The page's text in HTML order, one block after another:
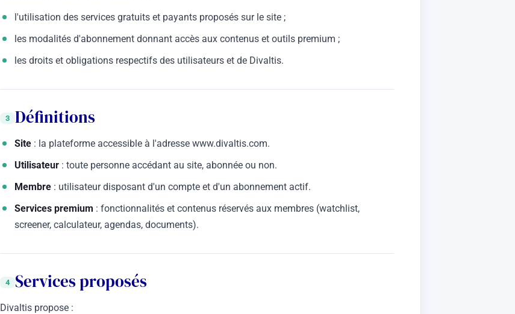
l'utilisation des services gratuits et payants proposés sur le site ;
les modalités d'abonnement donnant accès aux contenus et outils premium ;
les droits et obligations respectifs des utilisateurs et de Divaltis.
3 Définitions
Site : la plateforme accessible à l'adresse www.divaltis.com.
Utilisateur : toute personne accédant au site, abonnée ou non.
Membre : utilisateur disposant d'un compte et d'un abonnement actif.
Services premium : fonctionnalités et contenus réservés aux membres (watchlist,
screener, calculateur, agendas, documents).
4 Services proposés
Divaltis propose :